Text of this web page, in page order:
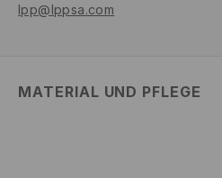
lpp@lppsa.com
MATERIAL UND PFLEGE